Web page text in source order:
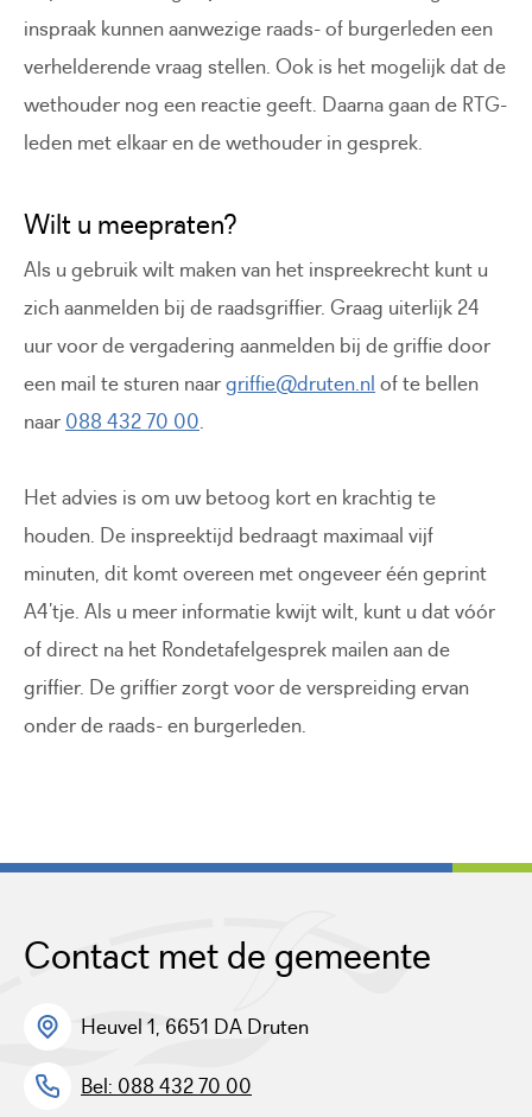
inspraak kunnen aanwezige raads- of burgerleden een
verhelderende vraag stellen. Ook is het mogelijk dat de
wethouder nog een reactie geeft. Daarna gaan de RTG-
leden met elkaar en de wethouder in gesprek.
Wilt u meepraten?
Als u gebruik wilt maken van het inspreekrecht kunt u
zich aanmelden bij de raadsgriffier. Graag uiterlijk 24
uur voor de vergadering aanmelden bij de griffie door
een mail te sturen naargriffie@druten.nl of te bellen
naar 088 432 70 00.
Het advies is om uw betoog kort en krachtig te
houden. De inspreektijd bedraagt maximaal vijf
minuten, dit komt overeen met ongeveer één geprint
A4’tje. Als u meer informatie kwijt wilt, kunt u dat vóór
of direct na het Rondetafelgesprek mailen aan de
griffier. De griffier zorgt voor de verspreiding ervan
onder de raads- en burgerleden.
Contact met de gemeente
Heuvel 1, 6651 DA Druten
Bel: 088 432 70 00